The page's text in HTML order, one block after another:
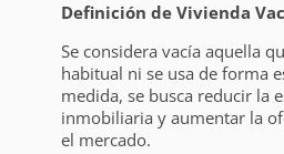
Definición de Vivienda
Se considera vacía aquella
habitual ni se usa de forma
medida, se busca reducir la
inmobiliaria y aumentar la
el mercado.